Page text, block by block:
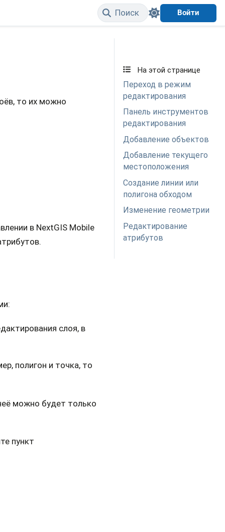
Поиск Войти
то их можно
в NextGIS Mobile
слоя, в
полигон и точка, то
можно будет только
пункт
На этой странице
Переход в режим
редактирования
Панель инструментов
редактирования
Добавление объектов
Добавление текущего
местоположения
Создание линии или
полигона обходом
Изменение геометрии
Редактирование
атрибутов